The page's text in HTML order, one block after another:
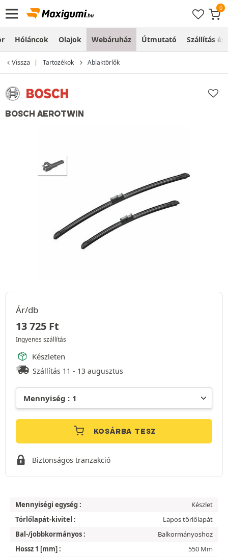
Hóláncok Olajok Webáruház Útmutató Szállítás és
Vissza Tartozékok Ablaktörlők
BOSCH AEROTWIN
Ár/db
13 725 Ft
Ingyenes szállítás
Készleten
Szállítás 11 - 13 augusztus
KOSÁRBA TESZ
Biztonságos tranzakció
Mennyiségi egység :
Készlet
Törlőlapát-kivitel :
Lapos törlőlapát
Bal-/jobbkormányos :
Balkormányoshoz
Hossz 1 [mm] :
550 Mm